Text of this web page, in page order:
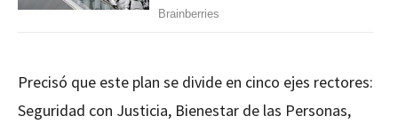
Precisó que este plan se divide en cinco ejes rectores:
Seguridad con Justicia, Bienestar de las Personas,